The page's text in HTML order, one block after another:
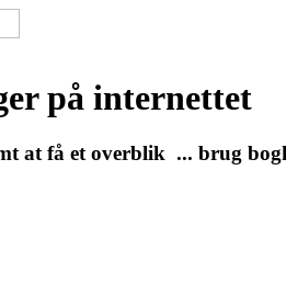
på internettet
at få et overblik ... brug